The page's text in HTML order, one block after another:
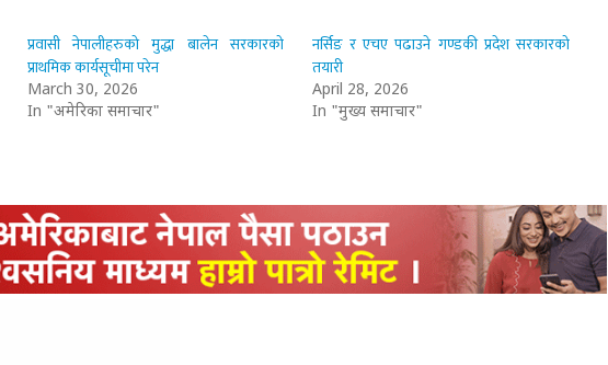
प्रवासी नेपालीहरुको मुद्धा बालेन सरकारको
प्राथमिक कार्यसूचीमा परेन
March 30, 2026
In "अमेरिका समाचार"
नर्सिङ र एचए पढाउने गण्डकी प्रदेश सरकारको
तयारी
April 28, 2026
In "मुख्य समाचार"